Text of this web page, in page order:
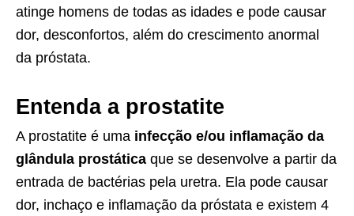
atinge homens de todas as idades e pode causar
dor, desconfortos, além do crescimento anormal
da próstata.
Entenda a prostatite
A prostatite é uma infecção e/ou inflamação da
glândula prostática que se desenvolve a partir da
entrada de bactérias pela uretra. Ela pode causar
dor, inchaço e inflamação da próstata e existem 4